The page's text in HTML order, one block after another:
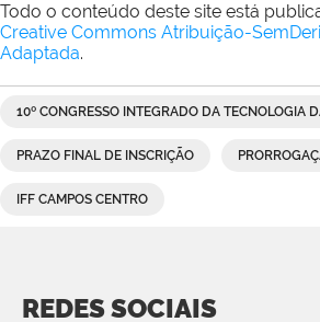
Todo o conteúdo deste site está
Creative Commons Atribuição-
Adaptada.
10º CONGRESSO INTEGRADO DA TECNOLOGIA
PRAZO FINAL DE INSCRIÇÃO
IFF CAMPOS CENTRO
REDES SOCIAIS